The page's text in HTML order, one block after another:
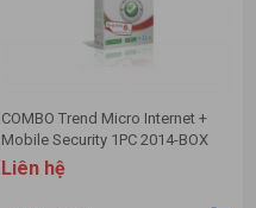
COMBO Trend Micro Internet +
Mobile Security 1PC 2014-BOX
Liên hệ